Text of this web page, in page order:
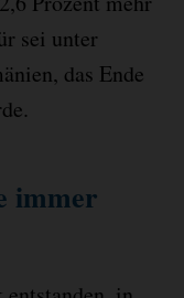
sei unter
das Ende
immer